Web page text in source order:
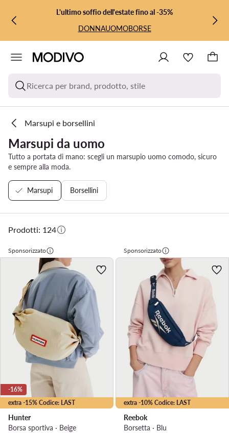
VAI AL CONTENUTO PRINCIPALE
VAI ALLA RICERCAL'ultimo soffio dell'estate fino al -35%
DONNAUOMOBORSE
Ricerca per brand, prodotto, stile
Marsupi e borsellini
Marsupi da uomo
Tutto a portata di mano: scegli un marsupio uomo comodo, sicuro
e sempre alla moda.
Marsupi Borsellini
Prodotti: 124
Sponsorizzato
extra -15% Codice: LAST
-16%
Hunter
Borsa sportiva · Beige
Sponsorizzato
extra -10% Codice: LAST
Reebok
Borsetta · Blu